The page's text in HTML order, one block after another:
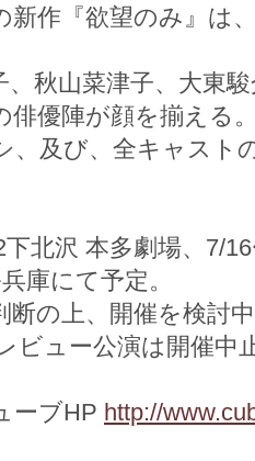
新作『欲望のみ』は
、秋山菜津子、大東
俳優陣が顔を揃える
、及び、全キャスト
北沢 本多劇場、7/
庫にて予定。
断の上、開催を検討
ビュー公演は開催中
ーブHP http://